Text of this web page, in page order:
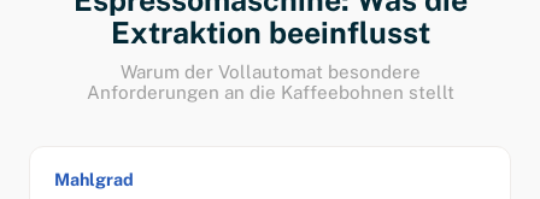
Extraktion beeinflusst
Warum der Vollautomat besondere
Anforderungen an die Kaffeebohnen stellt
Mahlgrad